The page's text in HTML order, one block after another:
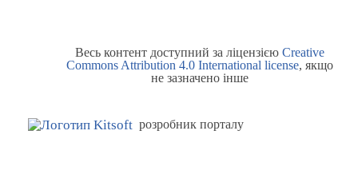
Весь контент доступний за ліцензією Creative
Commons Attribution 4.0 International license, якщо
не зазначено інше
розробник порталу